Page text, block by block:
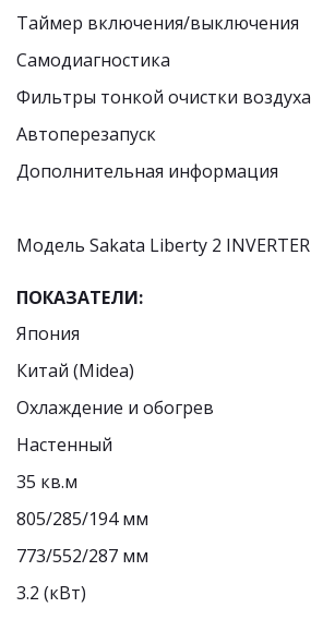
Таймер включения/выключения
Самодиагностика
Фильтры тонкой очистки воздуха
Автоперезапуск
Дополнительная информация
Модель Sakata Liberty 2 INVERTER
ПОКАЗАТЕЛИ:
Япония
Китай (Midea)
Охлаждение и обогрев
Настенный
35 кв.м
805/285/194 мм
773/552/287 мм
3.2 (кВт)